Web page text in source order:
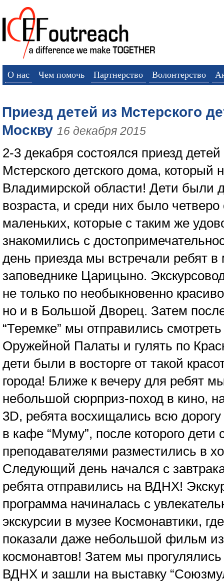
О нас Чем помочь Партнерство Волонтерство
Приезд детей из Мстерского
Москву 16 декабря 2015
2-3 декабря состоялся приезд
Мстерского детского дома, который
Владимирской области! Дети были
возраста, и среди них было четверо
маленьких, которые с таким же
знакомились с
день приезда мы встречали ребят в
заповеднике Царицыно.
не только по необыкновенно
но и в Большой Дворец. Затем
“Теремке” мы отправились
Оружейной Палаты и гулять по
дети были в восторге от такой
города! Ближе к вечеру для ребят
небольшой сюрприз-поход в кино,
3D, ребята восхищались всю
в кафе “Муму”, после которого дети
преподавателями разместились в
Следующий день начался с
ребята отправились на ВДНХ!
программа начиналась с
экскурсии в музее Космонавтики,
показали даже небольшой фильм
космонавтов! Затем мы
ВДНХ и зашли на выставку